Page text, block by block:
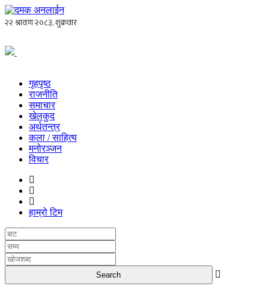
गृहपृष्ठ
राजनीति
समाचार
खेलकुद
अर्थतन्त्र
कला / साहित्य
मनोरञ्जन
विचार
हाम्रो टिम